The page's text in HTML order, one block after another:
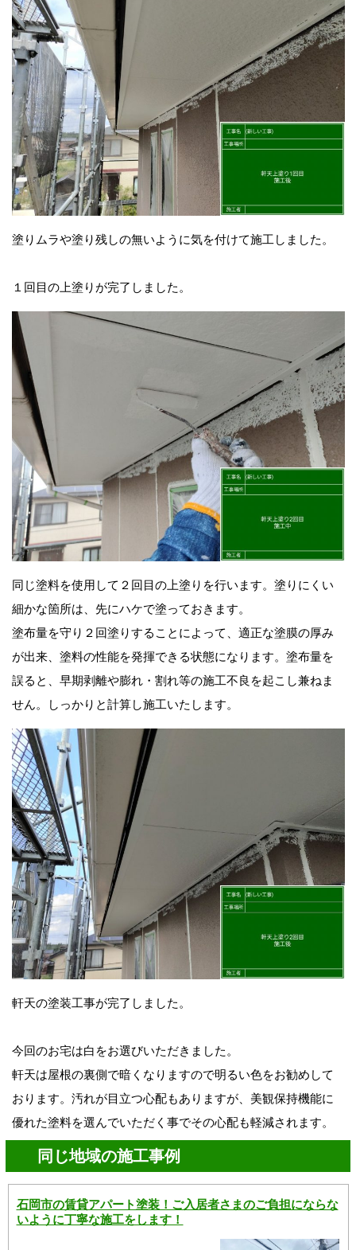
塗りムラや塗り残しの無いように気を付けて施工しました。
１回目の上塗りが完了しました。
同じ塗料を使用して２回目の上塗りを行います。塗りにくい
細かな箇所は、先にハケで塗っておきます。
塗布量を守り２回塗りする ことによって、適正な塗膜の厚み
が出来、 塗料の性能を発揮できる状態になります。塗布量を
誤ると、早期剥離や膨れ・割れ等の施工不良を起こし兼ねま
せん。しっかりと計算し施工いたします。
軒天の塗装工事が完了しました。
今回のお宅は白をお選びいただきました。
軒天は屋根の裏側で暗くなりますので明るい色をお勧めして
おります。汚れが目立つ心配もありますが、美観保持機能に
優れた塗料を選んでいただく事でその心配も軽減されます。
同じ地域の施工事例
石岡市の賃貸アパート塗装！ご入居者さまのご負担にならな
いように丁寧な施工をします！